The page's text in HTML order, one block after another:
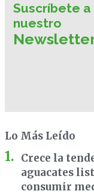
Suscríbete a
nuestro
Lo Más Leído
Crece la
aguacates
consumir